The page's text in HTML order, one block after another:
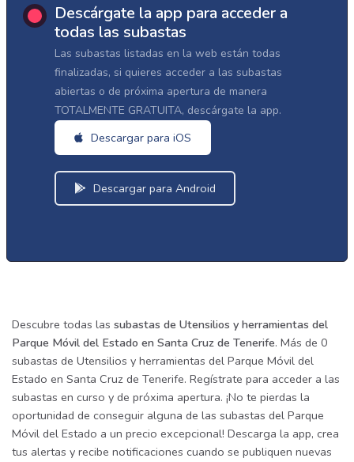
Descárgate la app para acceder a
todas las subastas
Las subastas listadas en la web están todas
finalizadas, si quieres acceder a las subastas
abiertas o de próxima apertura de manera
TOTALMENTE GRATUITA, descárgate la app.
Descargar para iOS
Descargar para Android
Descubre todas las subastas de Utensilios y herramientas del
Parque Móvil del Estado en Santa Cruz de Tenerife. Más de 0
subastas de Utensilios y herramientas del Parque Móvil del
Estado en Santa Cruz de Tenerife. Regístrate para acceder a las
subastas en curso y de próxima apertura. ¡No te pierdas la
oportunidad de conseguir alguna de las subastas del Parque
Móvil del Estado a un precio excepcional! Descarga la app, crea
tus alertas y recibe notificaciones cuando se publiquen nuevas